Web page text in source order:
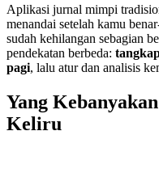
Aplikasi jurnal mimpi
menandai setelah kamu
sudah kehilangan sebagian
pendekatan berbeda:
pagi, lalu atur dan analisis
Yang
Keliru